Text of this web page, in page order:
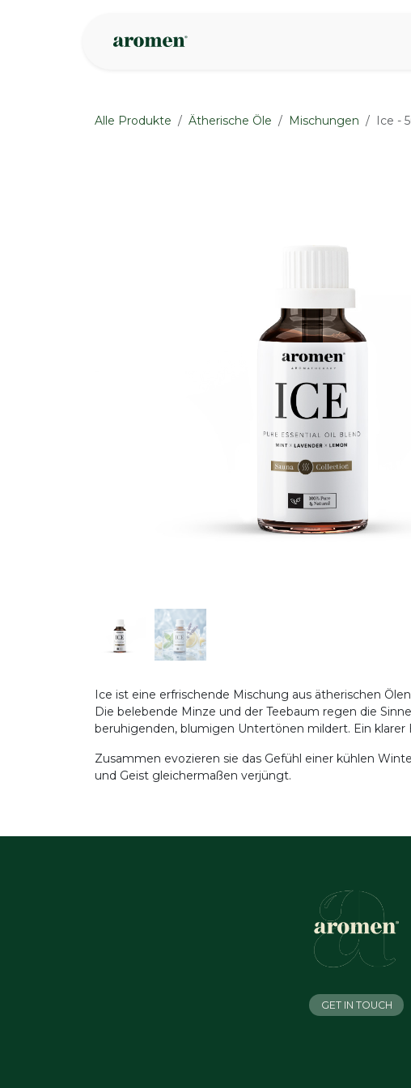
Alle Produkte Ätherische Öle Mischungen Ice -
Ice ist eine erfrischende Mischung aus ätherischen
Die belebende Minze und der Teebaum regen die
beruhigenden, blumigen Untertönen mildert. Ein
Zusammen evozieren sie das Gefühl einer kühlen
und Geist gleichermaßen verjüngt.
GET IN TOUCH